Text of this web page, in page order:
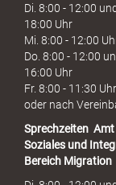
Di. 8:00 - 12:00
18:00 Uhr
Mi. 8:00 - 12:00
Do. 8:00 - 12:00
16:00 Uhr
Fr. 8:00 - 11:30 Uhr
oder nach
Sprechzeiten
Soziales und
Bereich Migration